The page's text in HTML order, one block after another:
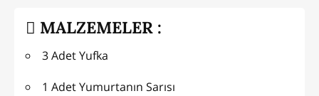
MALZEMELER :
3 Adet Yufka
1 Adet Yumurtanın Sarısı